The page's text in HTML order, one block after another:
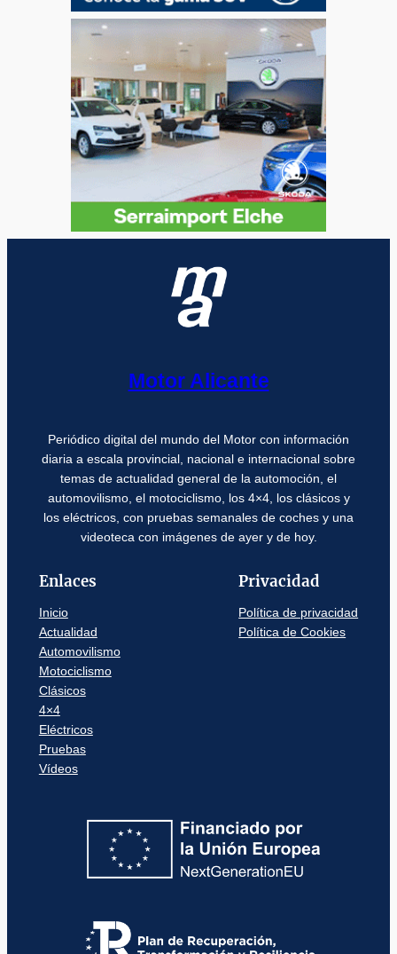
Motor Alicante
Periódico digital del mundo del Motor con información
diaria a escala provincial, nacional e internacional sobre
temas de actualidad general de la automoción, el
automovilismo, el motociclismo, los 4×4, los clásicos y
los eléctricos, con pruebas semanales de coches y una
videoteca con imágenes de ayer y de hoy.
Enlaces
Inicio
Actualidad
Automovilismo
Motociclismo
Clásicos
4×4
Eléctricos
Pruebas
Vídeos
Privacidad
Política de privacidad
Política de Cookies